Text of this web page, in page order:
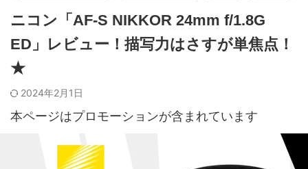
ニコン「AF-S NIKKOR 24mm f/1.8G
ED」レビュー！描写力はさすが単焦点！
★
2024年2月1日
本ページはプロモーションが含まれています